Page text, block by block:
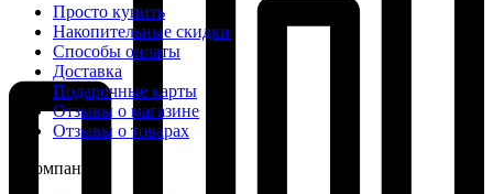
Просто купить
Накопительные скидки
Способы оплаты
Доставка
Подарочные карты
Отзывы о магазине
Отзывы о товарах
О компании